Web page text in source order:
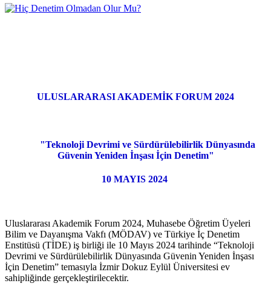
ULUSLARARASI AKADEMİK FORUM 2024
"Teknoloji Devrimi ve Sürdürülebilirlik Dünyasında
Güvenin Yeniden İnşası İçin Denetim"
10 MAYIS 2024
Uluslararası Akademik Forum 2024, Muhasebe Öğretim Üyeleri
Bilim ve Dayanışma Vakfı (MÖDAV) ve Türkiye İç Denetim
Enstitüsü (TİDE) iş birliği ile 10 Mayıs 2024 tarihinde “Teknoloji
Devrimi ve Sürdürülebilirlik Dünyasında Güvenin Yeniden İnşası
İçin Denetim” temasıyla İzmir Dokuz Eylül Üniversitesi ev
sahipliğinde gerçekleştirilecektir.